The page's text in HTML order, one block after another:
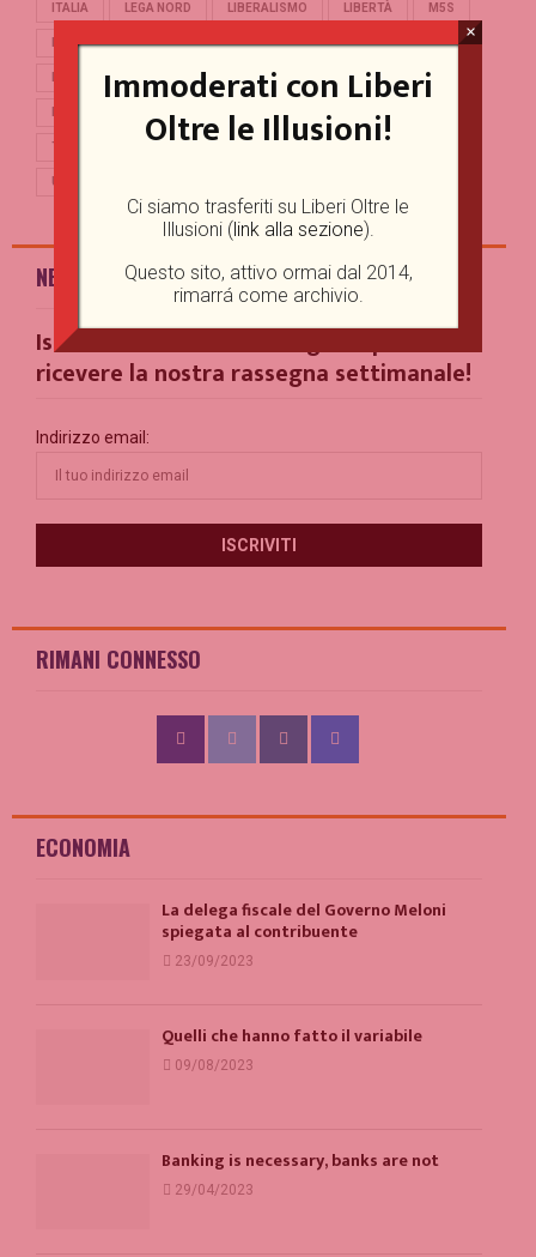
ITALIA LEGA NORD LIBERALISMO LIBERTÀ M5S
MERKEL OCCIDENTE PD POLITICA POPULISMO
REFERENDUM RENZI REPUBBLICA
SALVINI SCUOLA STORIA TERRORISMO
TRUMP
UNIONE EUROPEA
NEWSLETTER
Iscriviti alla nostra Mailing List per
ricevere la nostra rassegna settimanale!
Indirizzo email:
RIMANI CONNESSO
ECONOMIA
La delega fiscale del Governo Meloni
spiegata al contribuente
23/09/2023
Quelli che hanno fatto il variabile
09/08/2023
Banking is necessary, banks are not
29/04/2023
Immoderati con Liberi
Oltre le Illusioni!
Ci siamo trasferiti su Liberi Oltre le
Illusioni (link alla sezione).
Questo sito, attivo ormai dal 2014,
rimarrá come archivio.
×